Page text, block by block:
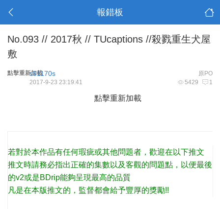
報錯板
No.093 // 2017秋 // TUcaptions //殺戮重生犬屋
敷
點擊重新加載 原PO
s91170s
5429 1
2017-9-23 23:19:41
點擊重新加載
若對於本作品有任何瑕疵或其他問題者，歡迎在以下推文
推文時請務必指出正確的集數以及客觀的問題點，以便最後
的v2或是BDrip能夠呈現最高的品質
凡是在本版推文的，監督都會給予豐厚的獎勵!!